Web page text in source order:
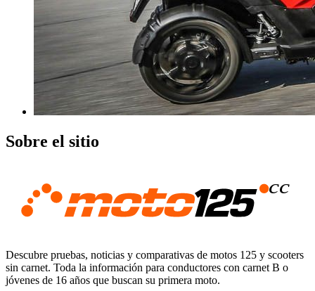
Sobre el sitio
Descubre pruebas, noticias y comparativas de motos 125 y scooters
sin carnet. Toda la información para conductores con carnet B o
jóvenes de 16 años que buscan su primera moto.